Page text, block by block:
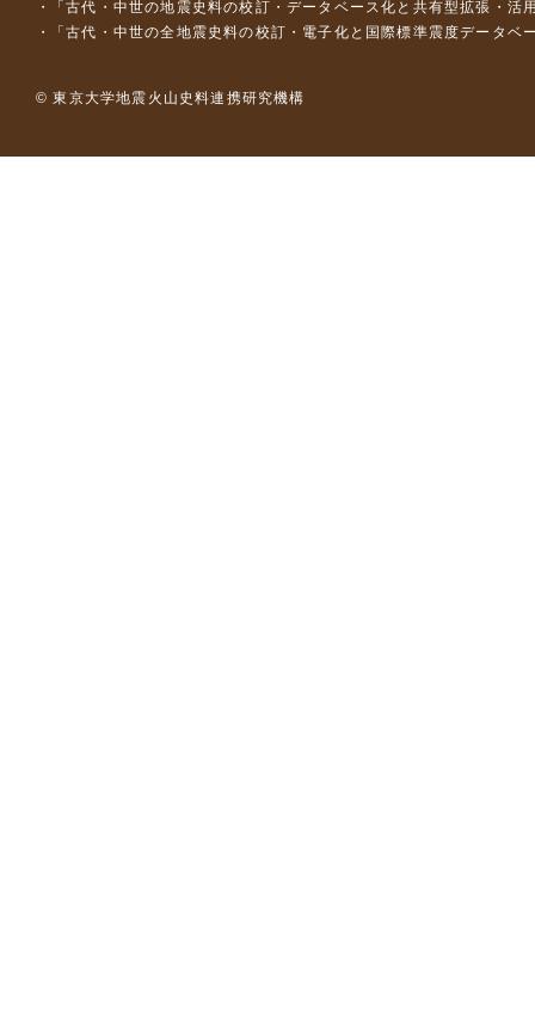
「古代・中世の地震史料の校訂・データベース化と共有型拡張・
「古代・中世の全地震史料の校訂・電子化と国際標準震度データ
© 東京大学地震火山史料連携研究機構